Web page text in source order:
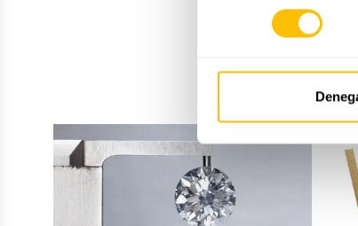
consentimiento
del
diamante